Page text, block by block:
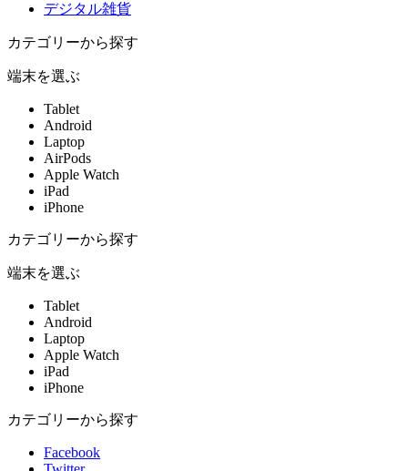
デジタル雑貨
カテゴリーから探す
端末を選ぶ
Tablet
Android
Laptop
AirPods
Apple Watch
iPad
iPhone
カテゴリーから探す
端末を選ぶ
Tablet
Android
Laptop
Apple Watch
iPad
iPhone
カテゴリーから探す
Facebook